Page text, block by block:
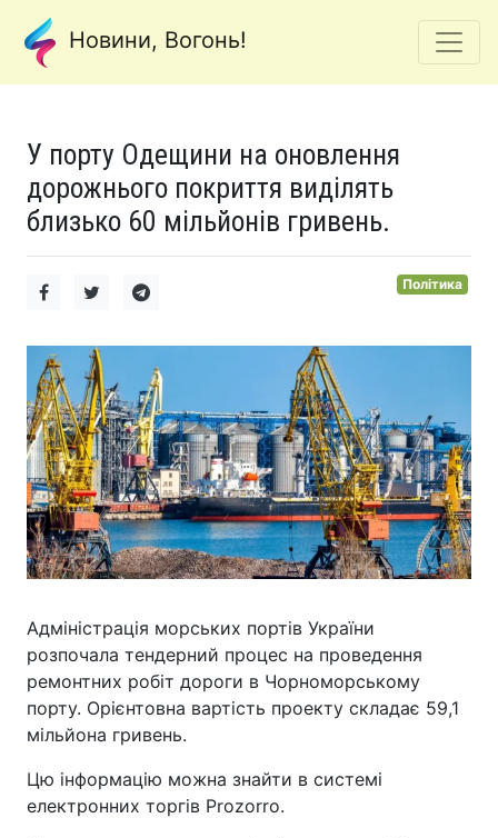
Новини, Вогонь!
У порту Одещини на оновлення
дорожнього покриття виділять
близько 60 мільйонів гривень.
Політика
Адміністрація морських портів України
розпочала тендерний процес на проведення
ремонтних робіт дороги в Чорноморському
порту. Орієнтовна вартість проекту складає 59,1
мільйона гривень.
Цю інформацію можна знайти в системі
електронних торгів Prozorro.